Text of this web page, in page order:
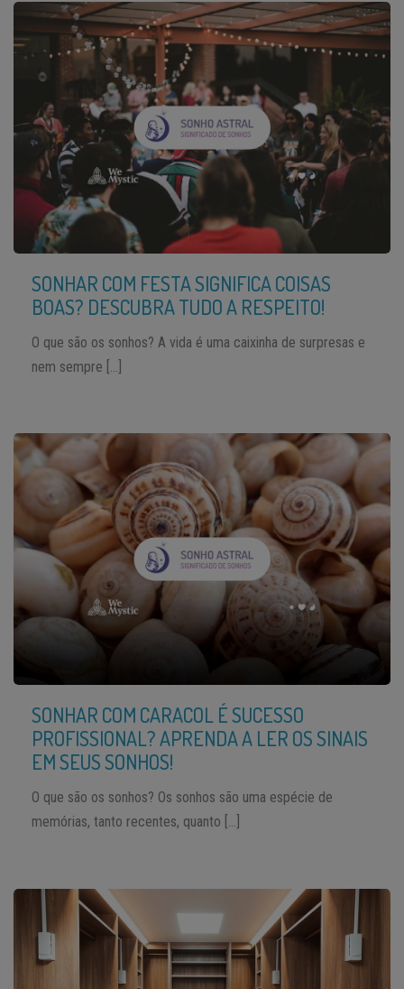
SONHAR COM FESTA SIGNIFICA COISAS
BOAS? DESCUBRA TUDO A RESPEITO!
O que são os sonhos? A vida é uma caixinha de surpresas e
nem sempre […]
SONHAR COM CARACOL É SUCESSO
PROFISSIONAL? APRENDA A LER OS SINAIS
EM SEUS SONHOS!
O que são os sonhos? Os sonhos são uma espécie de
memórias, tanto recentes, quanto […]